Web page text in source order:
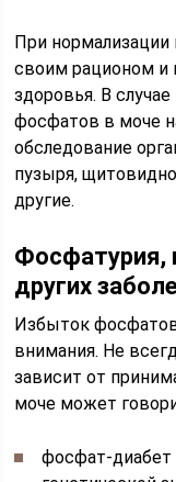
При нормализации
своим рационом и
здоровья. В
фосфатов в моче
обследование
пузыря,
другие.
Фосфатурия,
других
Избыток
внимания. Не
зависит от
моче может
фосфат-диабет